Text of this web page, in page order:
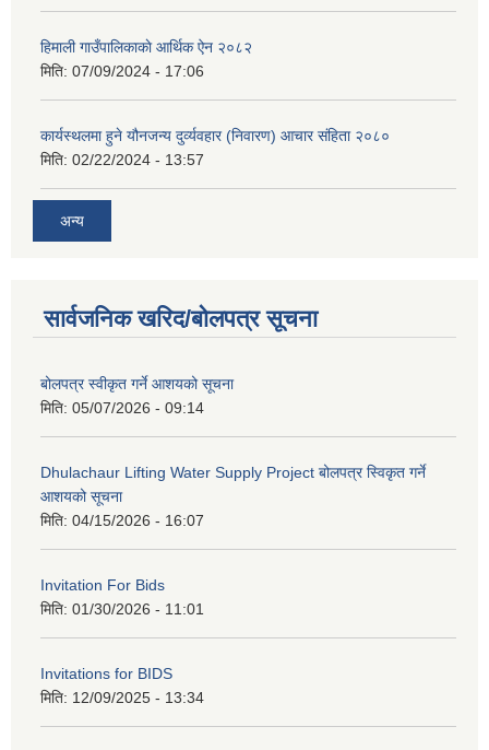
हिमाली गाउँपालिकाकाे आर्थिक ऐन २०८२
मिति: 07/09/2024 - 17:06
कार्यस्थलमा हुने यौनजन्य दुर्व्यवहार (निवारण) आचार संहिता २०८०
मिति: 02/22/2024 - 13:57
अन्य
सार्वजनिक खरिद/बोलपत्र सूचना
बोलपत्र स्वीकृत गर्ने आशयको सूचना
मिति: 05/07/2026 - 09:14
Dhulachaur Lifting Water Supply Project बोलपत्र स्विकृत गर्ने
आशयको सूचना
मिति: 04/15/2026 - 16:07
Invitation For Bids
मिति: 01/30/2026 - 11:01
Invitations for BIDS
मिति: 12/09/2025 - 13:34